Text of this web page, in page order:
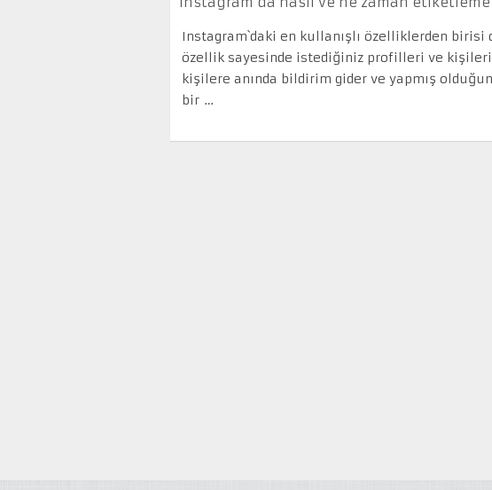
Instagram`daki en kullanışlı özelliklerden
özellik sayesinde istediğiniz profilleri ve
kişilere anında bildirim gider ve yapmış
bir …